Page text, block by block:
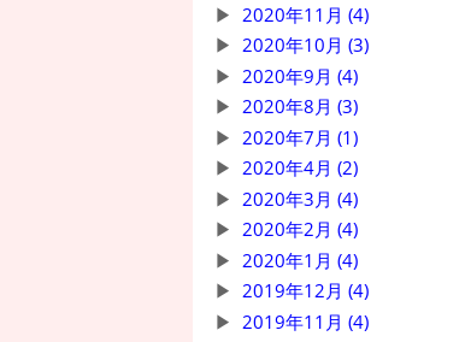
2020年11月 (4)
2020年10月 (3)
2020年9月 (4)
2020年8月 (3)
2020年7月 (1)
2020年4月 (2)
2020年3月 (4)
2020年2月 (4)
2020年1月 (4)
2019年12月 (4)
2019年11月 (4)